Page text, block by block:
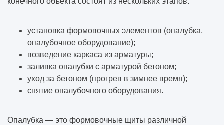
установка формовочных элементов (опалубка,
опалубочное оборудование);
возведение каркаса из арматуры;
заливка опалубки с арматурой бетоном;
уход за бетоном (прогрев в зимнее время);
снятие опалубочного оборудования.
Опалубка — это формовочные щиты различной